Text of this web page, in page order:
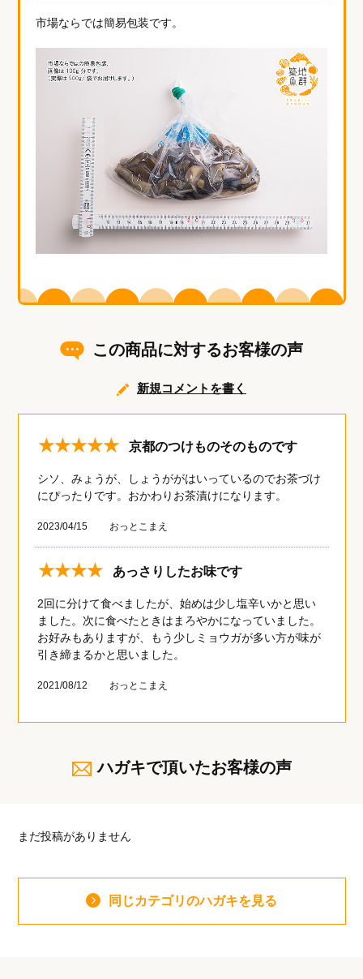
市場ならでは簡易包装です。
この商品に対するお客様の声
新規コメントを書く
★★★★★京都のつけものそのものです
シソ、みょうが、しょうががはいっているのでお茶づけ
にぴったりです。おかわりお茶漬けになります。
2023/04/15 おっとこまえ
★★★★あっさりしたお味です
2回に分けて食べましたが、始めは少し塩辛いかと思い
ました。次に食べたときはまろやかになっていました。
お好みもありますが、もう少しミョウガが多い方が味が
引き締まるかと思いました。
2021/08/12 おっとこまえ
ハガキで頂いたお客様の声
まだ投稿がありません
同じカテゴリのハガキを見る